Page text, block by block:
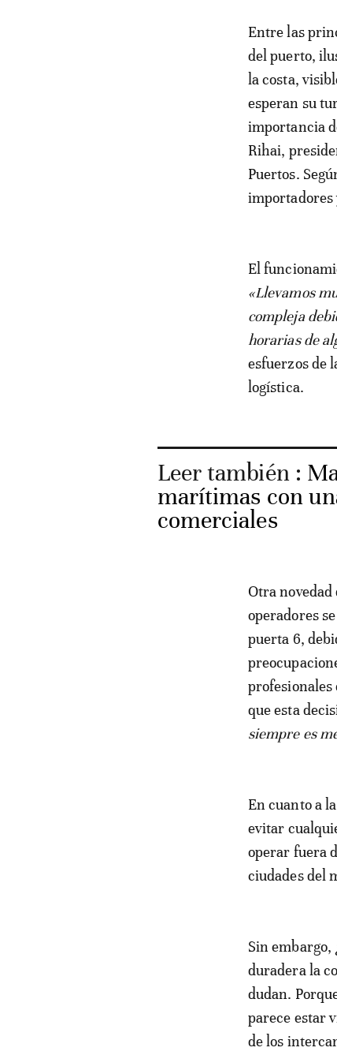
Entre las
del puerto,
la costa,
esperan su
importancia
Rihai,
Puertos.
importadores
El
«Llevamos
compleja
horarias de
esfuerzos de
logística.
Leer también :
marítimas con
comerciales
Otra
operadores
puerta 6,
profesionales
que esta
siempre es
En cuanto a
evitar
operar fuera
ciudades del
Sin
duradera la
dudan.
parece estar
de los